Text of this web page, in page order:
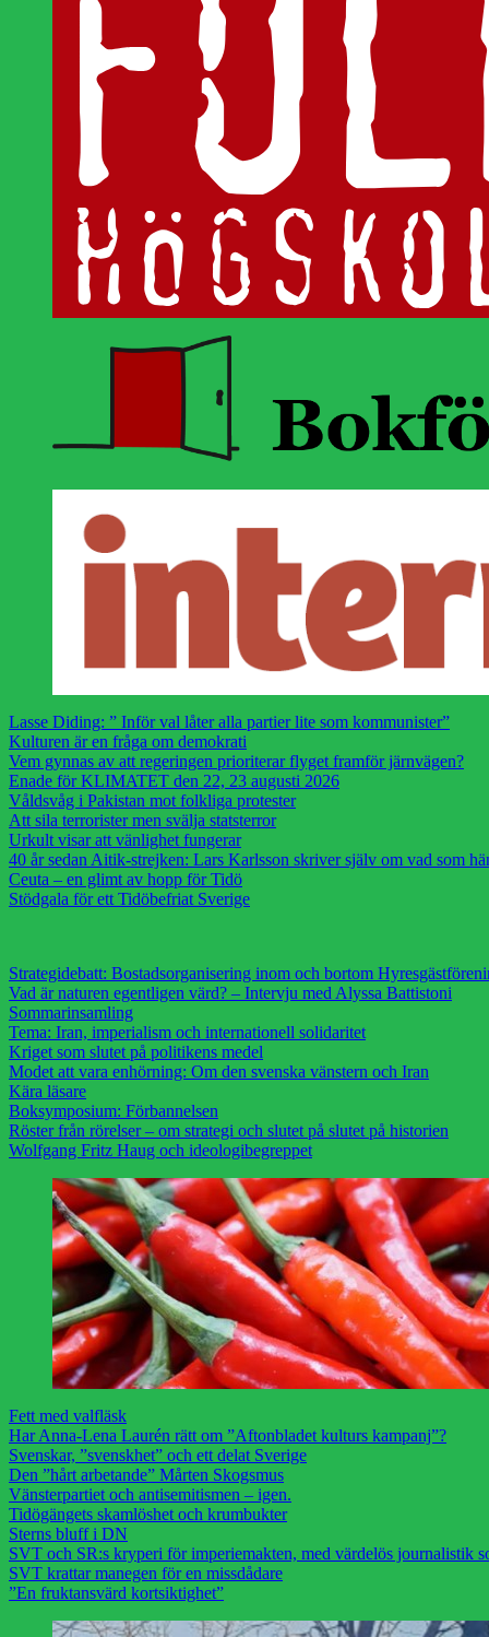
Lasse Diding: ” Inför val låter alla partier lite som kommunister”
Kulturen är en fråga om demokrati
Vem gynnas av att regeringen prioriterar flyget framför järnvägen?
Enade för KLIMATET den 22, 23 augusti 2026
Våldsvåg i Pakistan mot folkliga protester
Att sila terrorister men svälja statsterror
Urkult visar att vänlighet fungerar
40 år sedan Aitik-strejken: Lars Karlsson skriver själv om vad som
Ceuta – en glimt av hopp för Tidö
Stödgala för ett Tidöbefriat Sverige
Strategidebatt: Bostadsorganisering inom och bortom
Vad är naturen egentligen värd? – Intervju med Alyssa Battistoni
Sommarinsamling
Tema: Iran, imperialism och internationell solidaritet
Kriget som slutet på politikens medel
Modet att vara enhörning: Om den svenska vänstern och Iran
Kära läsare
Boksymposium: Förbannelsen
Röster från rörelser – om strategi och slutet på slutet på historien
Wolfgang Fritz Haug och ideologibegreppet
Fett med valfläsk
Har Anna-Lena Laurén rätt om ”Aftonbladet kulturs kampanj”?
Svenskar, ”svenskhet” och ett delat Sverige
Den ”hårt arbetande” Mårten Skogsmus
Vänsterpartiet och antisemitismen – igen.
Tidögängets skamlöshet och krumbukter
Sterns bluff i DN
SVT och SR:s kryperi för imperiemakten, med värdelös journalistik
SVT krattar manegen för en missdådare
”En fruktansvärd kortsiktighet”